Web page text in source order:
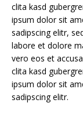
clita kasd
ipsum dolor sit
sadipscing elitr,
labore et dolore
vero eos et
clita kasd
ipsum dolor sit
sadipscing elitr.